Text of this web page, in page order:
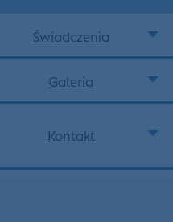
Świadczenia
Galeria
Kontakt